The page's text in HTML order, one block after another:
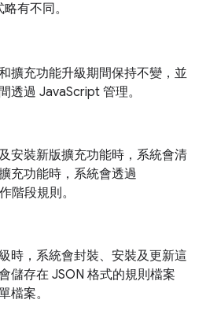
有不同。
擴充功能升級期間保持不變，並
透過 JavaScript 管理。
安裝新版擴充功能時，系統會清
充功能時，系統會透過
階段規則。
時，系統會封裝、安裝及更新這
儲存在 JSON 格式的規則檔案
檔案。